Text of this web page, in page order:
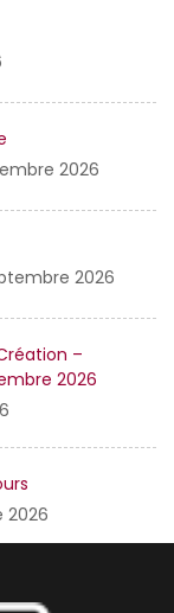
2026
2026
–
2026
2026